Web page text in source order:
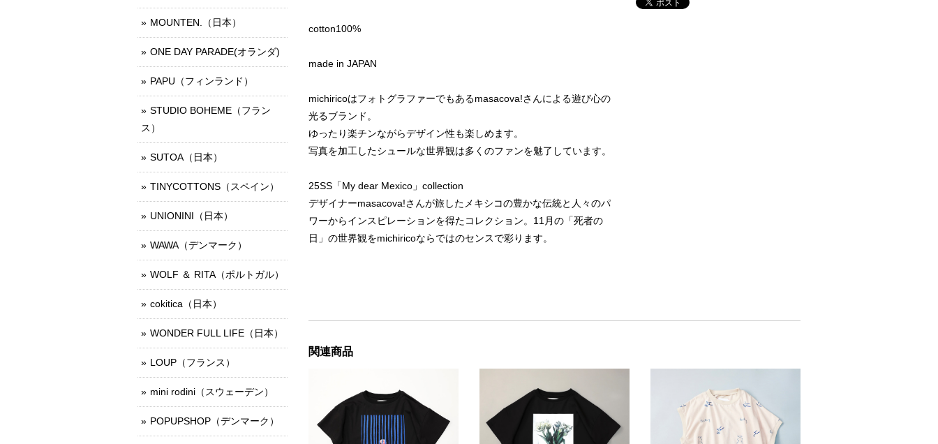
cotton100%
made in JAPAN
michiricoはフォトグラファーでもあるmasacova!さんによる遊び心の
光るブランド。
ゆったり楽チンながらデザイン性も楽しめます。
写真を加工したシュールな世界観は多くのファンを魅了しています。
25SS「My dear Mexico」collection
デザイナーmasacova!さんが旅したメキシコの豊かな伝統と人々のパ
ワーからインスピレーションを得たコレクション。11月の「死者の
日」の世界観をmichiricoならではのセンスで彩ります。
関連商品
MOUNTEN.（日本）
ONE DAY PARADE(オランダ)
PAPU（フィンランド）
STUDIO BOHEME（フラン
ス）
SUTOA（日本）
TINYCOTTONS（スペイン）
UNIONINI（日本）
WAWA（デンマーク）
WOLF ＆ RITA（ポルトガル）
cokitica（日本）
WONDER FULL LIFE（日本）
LOUP（フランス）
mini rodini（スウェーデン）
POPUPSHOP（デンマーク）